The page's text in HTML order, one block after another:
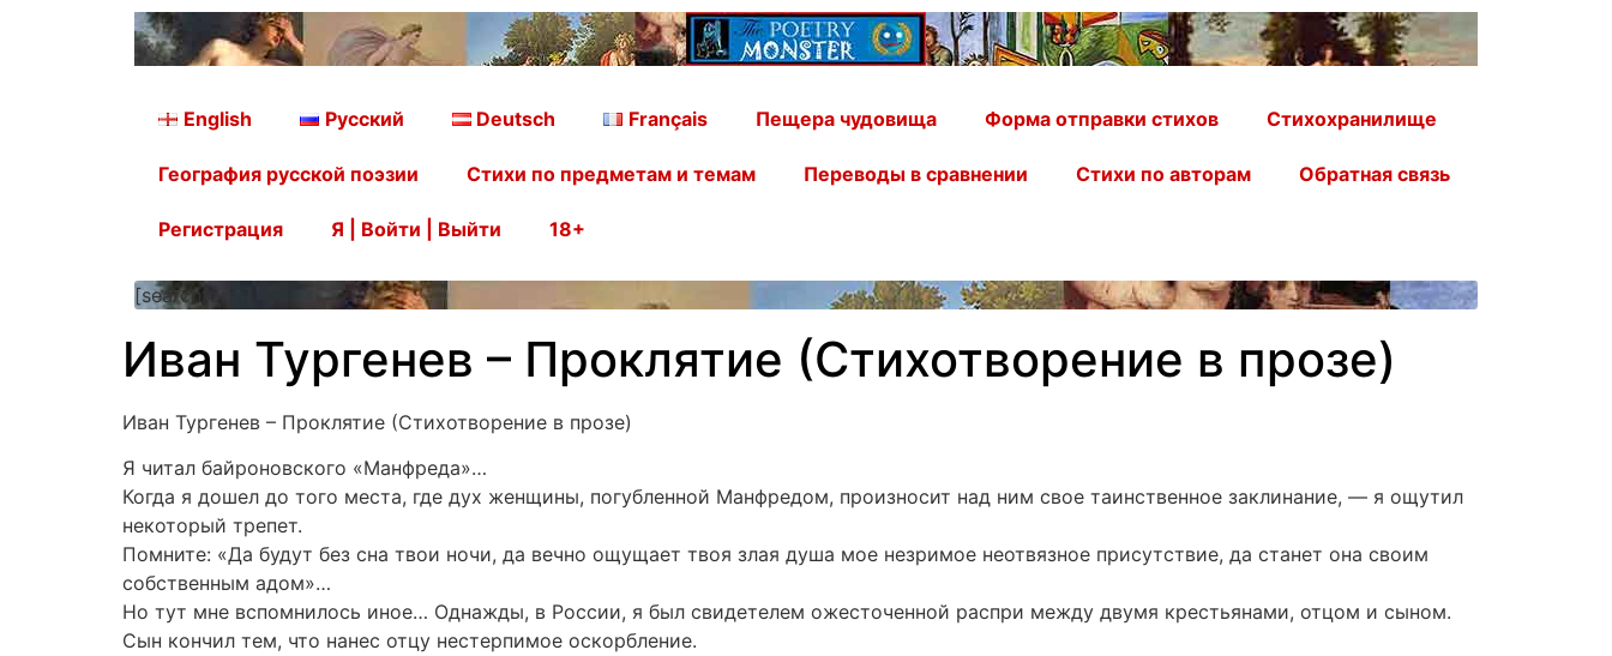
English Русский Deutsch Français Пещера чудовища Форма отправки стихов Стихохранилище
География русской поэзии Стихи по предметам и темам Переводы в сравнении Стихи по авторам Обратная связь
Регистрация Я | Войти | Выйти 18+
[searchform]
Иван Тургенев – Проклятие (Стихотворение в прозе)
Иван Тургенев – Проклятие (Стихотворение в прозе)
Я читал байроновского «Манфреда»…
Когда я дошел до того места, где дух женщины, погубленной Манфредом, произносит над ним свое таинственное заклинание, — я ощутил
некоторый трепет.
Помните: «Да будут без сна твои ночи, да вечно ощущает твоя злая душа мое незримое неотвязное присутствие, да станет она своим
собственным адом»…
Но тут мне вспомнилось иное… Однажды, в России, я был свидетелем ожесточенной распри между двумя крестьянами, отцом и сыном.
Сын кончил тем, что нанес отцу нестерпимое оскорбление.